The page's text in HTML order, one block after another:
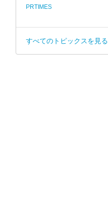
PRTIMES
すべてのトピックスを見る